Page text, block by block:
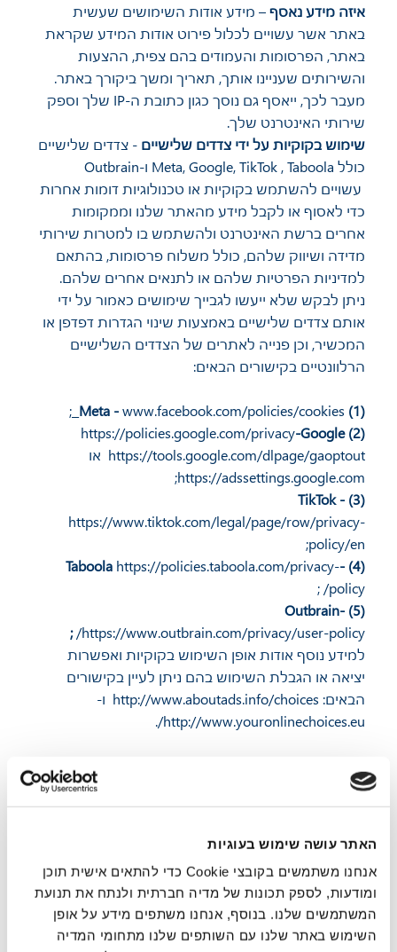
האתר עושה שימוש בעוגיות
אנחנו משתמשים בקובצי Cookie כדי להתאים אישית תוכן
ומודעות, לספק תכונות של מדיה חברתית ולנתח את תנועת
המשתמשים שלנו. בנוסף, אנחנו משתפים מידע על אופן
השימוש באתר שלנו עם השותפים שלנו מתחומי המדיה
איזה מידע נאסף– מידע אודות השימושים שעשית
באתר אשר עשויים לכלול פירוט אודות המידע שקראת
באתר, הפרסומות והעמודים בהם צפית, ההצעות
והשירותים שעניינו אותך, תאריך ומשך ביקורך באתר.
מעבר לכך, ייאסף גם נוסך כגון כתובת ה-IP שלך וספק
שירותי האינטרנט שלך.
שימוש בקוקיות על ידי צדדים שלישיים - צדדים שלישיים
כולל Meta, Google, TikTok , Taboola ו-Outbrain
עשויים להשתמש בקוקיות או טכנולוגיות דומות אחרות
כדי לאסוף או לקבל מידע מהאתר שלנו וממקומות
אחרים ברשת האינטרנט ולהשתמש בו למטרות שירותי
מדידה ושיווק שלהם, כולל משלוח פרסומות, בהתאם
למדיניות הפרטיות שלהם או לתנאים אחרים שלהם.
ניתן לבקש שלא ייעשו לגבייך שימושים כאמור על ידי
אותם צדדים שלישיים באמצעות שינוי הגדרות דפדפן או
המכשיר, וכן פנייה לאתרים של הצדדים השלישיים
הרלוונטיים בקישורים הבאים:
(1) Meta -
www.facebook.com/policies/cookies
;
(2)
https://policies.google.com/privacy-Google
https://tools.google.com/dlpage/gaoptout או
https://adssettings.google.com
;
(3) TikTok -
https://www.tiktok.com/legal/page/row/privacy-
policy/en
;
(4) -Taboola
https://policies.taboola.com/privacy-
policy/
;
(5) Outbrain-
https://www.outbrain.com/privacy/user-policy/
;
למידע נוסף אודות אופן השימוש בקוקיות ואפשרות
יציאה או הגבלת השימוש בהם ניתן לעיין בקישורים
הבאים: http://www.aboutads.info/choices ו-
http://www.youronlinechoices.eu/
.
המידע שאנו אוספים ישמש אותנו למטרות המפורטות
להלן ולמטרות נוספות שייקבעו כדין, לרבות לצורך מתן
הכוללות, בין היתר, את הדברים הבאים:
· יצירת תיק לקוח וניהול הזמנות לקבלת השירותים;
· שליחת הודעות ועדכונים בקשר לשירותים שתרכוש;
· הספקת שירותים בהתאם לבקשת ההזמנה;
· בדיקת טיב השירות שנעניק לך, לרבות בדיקה ומעקב